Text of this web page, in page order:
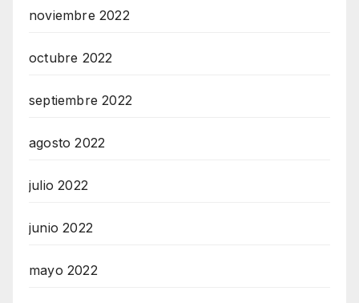
noviembre 2022
octubre 2022
septiembre 2022
agosto 2022
julio 2022
junio 2022
mayo 2022